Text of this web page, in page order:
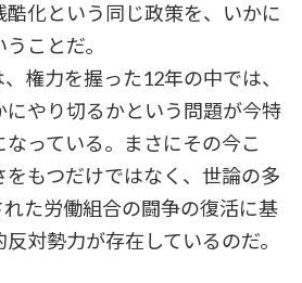
酷化という同じ政策を、いかに
ことだ。
権力を握った12年の中では、
にやり切るかという問題が今特
っている。まさにその今こ
をもつだけではなく、世論の多
た労働組合の闘争の復活に基
対勢力が存在しているのだ。